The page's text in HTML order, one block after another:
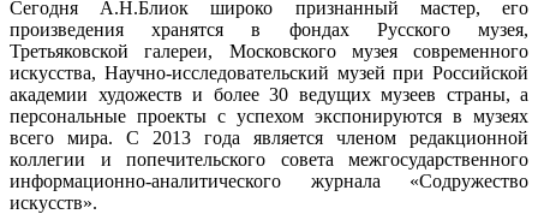
Сегодня А.Н.Блиок широко признанный мастер, его
произведения хранятся в фондах Русского музея,
Третьяковской галереи, Московского музея современного
искусства, Научно-исследовательский музей при Российской
академии художеств и более 30 ведущих музеев страны, а
персональные проекты с успехом экспонируются в музеях
всего мира. С 2013 года является членом редакционной
коллегии и попечительского совета межгосударственного
информационно-аналитического журнала «Содружество
искусств».